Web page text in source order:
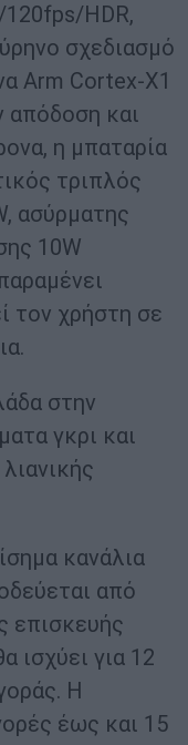
120fps/HDR,
σχεδιασμό
Arm Cortex-X1
απόδοση και
η μπαταρία
τριπλός
ασύρματης
10W
τον χρήστη σε
στην
γκρι και
κανάλια
από
επισκευής
ισχύει για 12
Η
έως και 15